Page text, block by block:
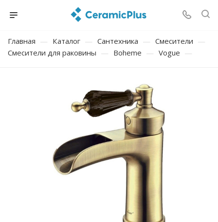
Главная — Каталог — Сантехника — Смесители —
Смесители для раковины — Boheme — Vogue —